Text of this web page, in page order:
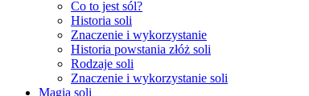
Co to jest sól?
Historia soli
Znaczenie i wykorzystanie
Historia powstania złóż soli
Rodzaje soli
Znaczenie i wykorzystanie soli
Magia soli